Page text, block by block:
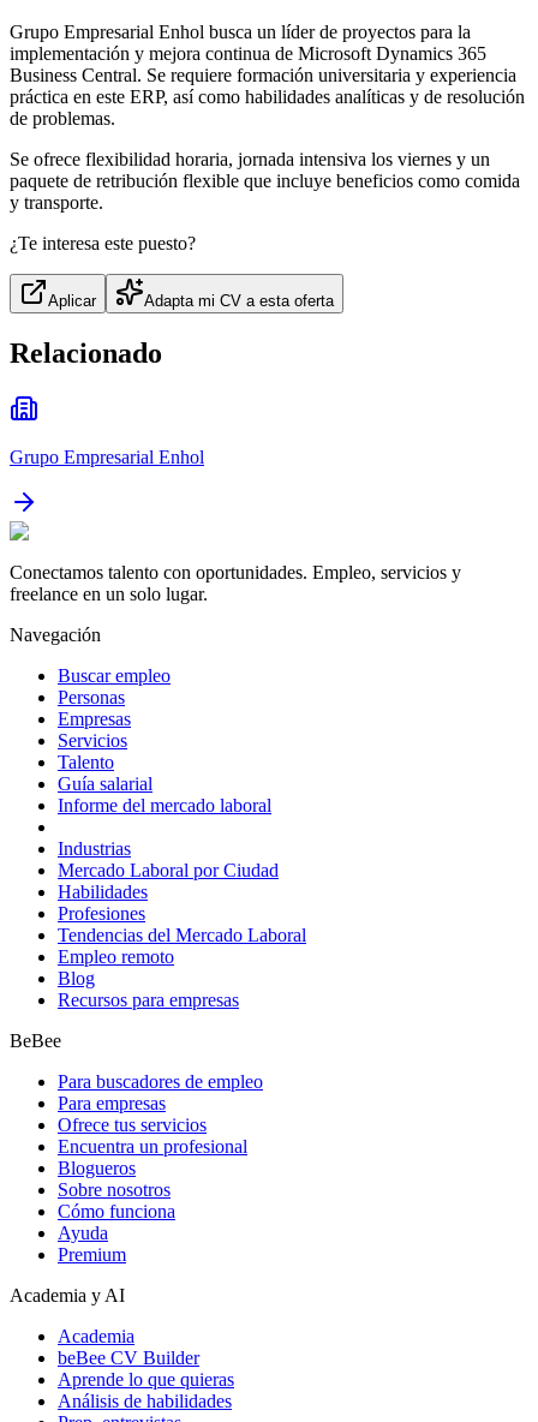
Grupo Empresarial Enhol busca un líder de proyectos para la
implementación y mejora continua de Microsoft Dynamics 365
Business Central. Se requiere formación universitaria y experiencia
práctica en este ERP, así como habilidades analíticas y de resolución
de problemas.
Se ofrece flexibilidad horaria, jornada intensiva los viernes y un
paquete de retribución flexible que incluye beneficios como comida
y transporte.
¿Te interesa este puesto?
Aplicar Adapta mi CV a esta oferta
Relacionado
Grupo Empresarial Enhol
Conectamos talento con oportunidades. Empleo, servicios y
freelance en un solo lugar.
Navegación
Buscar empleo
Personas
Empresas
Servicios
Talento
Guía salarial
Informe del mercado laboral
Industrias
Mercado Laboral por Ciudad
Habilidades
Profesiones
Tendencias del Mercado Laboral
Empleo remoto
Blog
Recursos para empresas
BeBee
Para buscadores de empleo
Para empresas
Ofrece tus servicios
Encuentra un profesional
Blogueros
Sobre nosotros
Cómo funciona
Ayuda
Premium
Academia y AI
Academia
beBee CV Builder
Aprende lo que quieras
Análisis de habilidades